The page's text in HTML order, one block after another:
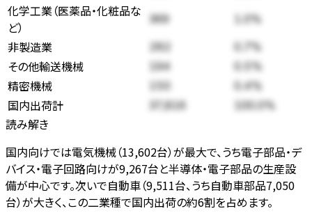
化学工業（医薬品・化粧品な
ど）
369 1.0%
非製造業 282 0.7%
その他輸送機械 194 0.5%
精密機械 150 0.4%
国内出荷計 37,816 100.0%
読み解き
国内向けでは電気機械（13,602台）が最大で、うち電子部品・デ
バイス・電子回路向けが9,267台と半導体・電子部品の生産設
備が中心です。次いで自動車（9,511台、うち自動車部品7,050
台）が大きく、この二業種で国内出荷の約6割を占めます。